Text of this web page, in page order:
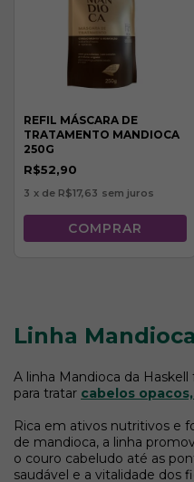
REFIL MÁSCARA DE
TRATAMENTO MANDIOCA
250G
R$52,90
3 x de R$17,63 sem juros
Linha
A linha Mandioca da
para tratar cabelos
Rica em ativos nutritivos e
de mandioca, a linha
o couro cabeludo até as
saudável e a vitalidade dos